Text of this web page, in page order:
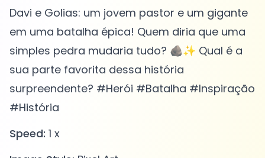
Davi e Golias: um jovem pastor e um gigante
em uma batalha épica! Quem diria que uma
simples pedra mudaria tudo? 🪨✨ Qual é a
sua parte favorita dessa história
surpreendente? #Herói #Batalha #Inspiração
#História
Speed: 1 x